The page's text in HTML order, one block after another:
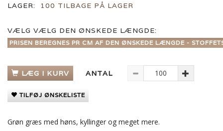
LAGER:
100 TILBAGE PÅ LAGER
VÆLG VÆLG DEN ØNSKEDE LÆNGDE:
PRISEN BEREGNES PR CM AF DEN ØNSKEDE LÆNGDE -
LÆG I KURV ANTAL
TILFØJ ØNSKELISTE
Grøn græs med høns, kyllinger og meget mere.